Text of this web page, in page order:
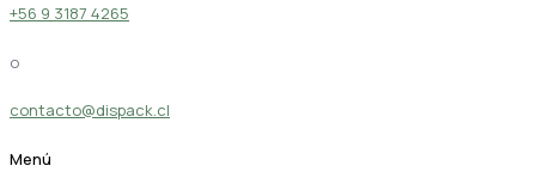
+56 9 3187 4265
o
contacto@dispack.cl
Menú